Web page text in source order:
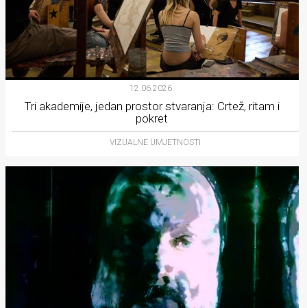
12.06.2026.
Tri akademije, jedan prostor stvaranja: Crtež, ritam i
pokret
VIZUALNE UMJETNOSTI